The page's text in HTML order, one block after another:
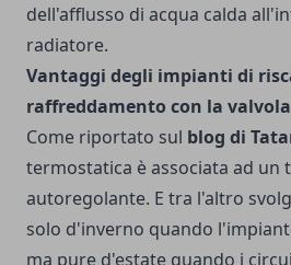
dell'afflusso di acqua calda
radiatore.
Vantaggi degli impianti di
raffreddamento con la
Come riportato sul blog di
termostatica è associata ad un
autoregolante. E tra l'altro
solo d'inverno quando
ma pure d'estate quando i